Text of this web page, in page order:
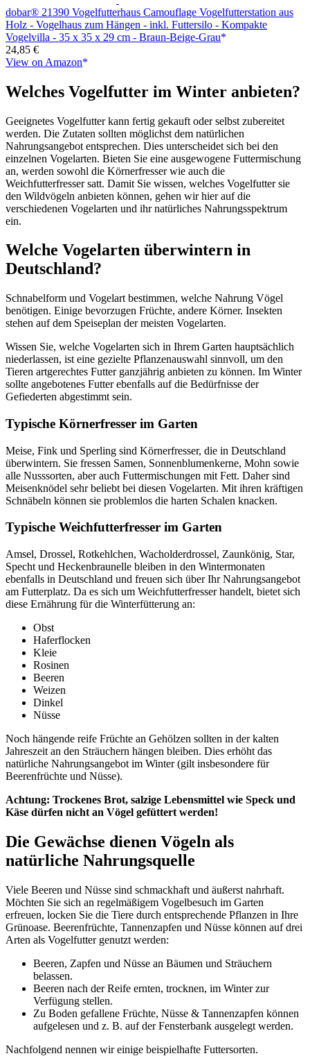
dobar® 21390 Vogelfutterhaus Camouflage Vogelfutterstation aus
Holz - Vogelhaus zum Hängen - inkl. Futtersilo - Kompakte
Vogelvilla - 35 x 35 x 29 cm - Braun-Beige-Grau
24,85 €
View on Amazon
Welches Vogelfutter im Winter anbieten?
Geeignetes Vogelfutter kann fertig gekauft oder selbst zubereitet
werden. Die Zutaten sollten möglichst dem natürlichen
Nahrungsangebot entsprechen. Dies unterscheidet sich bei den
einzelnen Vogelarten. Bieten Sie eine ausgewogene Futtermischung
an, werden sowohl die Körnerfresser wie auch die
Weichfutterfresser satt. Damit Sie wissen, welches Vogelfutter sie
den Wildvögeln anbieten können, gehen wir hier auf die
verschiedenen Vogelarten und ihr natürliches Nahrungsspektrum
ein.
Welche Vogelarten überwintern in
Deutschland?
Schnabelform und Vogelart bestimmen, welche Nahrung Vögel
benötigen. Einige bevorzugen Früchte, andere Körner. Insekten
stehen auf dem Speiseplan der meisten Vogelarten.
Wissen Sie, welche Vogelarten sich in Ihrem Garten hauptsächlich
niederlassen, ist eine gezielte Pflanzenauswahl sinnvoll, um den
Tieren artgerechtes Futter ganzjährig anbieten zu können. Im Winter
sollte angebotenes Futter ebenfalls auf die Bedürfnisse der
Gefiederten abgestimmt sein.
Typische Körnerfresser im Garten
Meise, Fink und Sperling sind Körnerfresser, die in Deutschland
überwintern. Sie fressen Samen, Sonnenblumenkerne, Mohn sowie
alle Nusssorten, aber auch Futtermischungen mit Fett. Daher sind
Meisenknödel sehr beliebt bei diesen Vogelarten. Mit ihren kräftigen
Schnäbeln können sie problemlos die harten Schalen knacken.
Typische Weichfutterfresser im Garten
Amsel, Drossel, Rotkehlchen, Wacholderdrossel, Zaunkönig, Star,
Specht und Heckenbraunelle bleiben in den Wintermonaten
ebenfalls in Deutschland und freuen sich über Ihr Nahrungsangebot
am Futterplatz. Da es sich um Weichfutterfresser handelt, bietet sich
diese Ernährung für die Winterfütterung an:
Obst
Haferflocken
Kleie
Rosinen
Beeren
Weizen
Dinkel
Nüsse
Noch hängende reife Früchte an Gehölzen sollten in der kalten
Jahreszeit an den Sträuchern hängen bleiben. Dies erhöht das
natürliche Nahrungsangebot im Winter (gilt insbesondere für
Beerenfrüchte und Nüsse).
Achtung: Trockenes Brot, salzige Lebensmittel wie Speck und
Käse dürfen nicht an Vögel gefüttert werden!
Die Gewächse dienen Vögeln als
natürliche Nahrungsquelle
Viele Beeren und Nüsse sind schmackhaft und äußerst nahrhaft.
Möchten Sie sich an regelmäßigem Vogelbesuch im Garten
erfreuen, locken Sie die Tiere durch entsprechende Pflanzen in Ihre
Grünoase. Beerenfrüchte, Tannenzapfen und Nüsse können auf drei
Arten als Vogelfutter genutzt werden:
Beeren, Zapfen und Nüsse an Bäumen und Sträuchern
belassen.
Beeren nach der Reife ernten, trocknen, im Winter zur
Verfügung stellen.
Zu Boden gefallene Früchte, Nüsse & Tannenzapfen können
aufgelesen und z. B. auf der Fensterbank ausgelegt werden.
Nachfolgend nennen wir einige beispielhafte Futtersorten.